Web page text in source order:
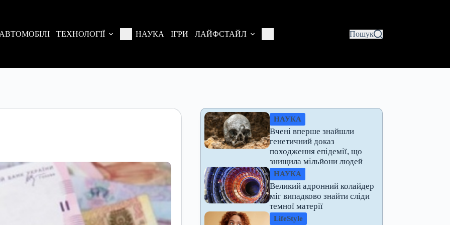
АВТОМОБІЛІ ТЕХНОЛОГІЇ НАУКА ІГРИ ЛАЙФСТАЙЛ Пошук
НАУКА
Вчені вперше знайшли
генетичний доказ
походження епідемії, що
знищила мільйони людей
НАУКА
Великий адронний колайдер
міг випадково знайти сліди
темної матерії
LifeStyle